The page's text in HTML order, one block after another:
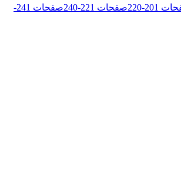
201
-
220صفحات 221
-
240صفحات 241
-